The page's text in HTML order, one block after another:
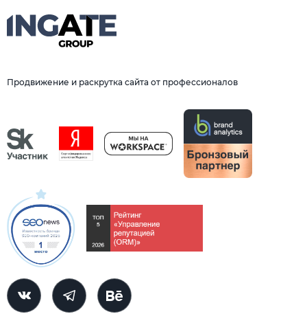
Продвижение и раскрутка сайта от профессионалов